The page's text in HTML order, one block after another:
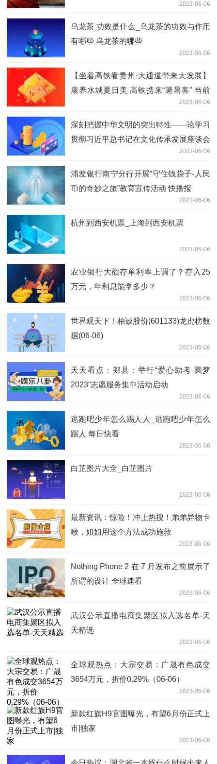
2023-06-06
乌龙茶 功效是什么_乌龙茶的功效与作用
有哪些 乌龙茶的哪些
2023-06-06
【坐着高铁看贵州·大通道带来大发展】
康养水城夏日美 高铁携来“避暑客” 当前
2023-06-06
深刻把握中华文明的突出特性——论学习
贯彻习近平总书记在文化传承发展座谈会
2023-06-06
浦发银行南宁分行开展“守住钱袋子-人民
币的奇妙之旅”教育宣传活动 快播报
2023-06-06
杭州到西安机票_上海到西安机票
2023-06-06
农业银行大额存单利率上调了？存入25
万元，年利息能拿多少？
2023-06-06
世界观天下！柏诚股份(601133)龙虎榜数
据(06-06)
2023-06-06
天天看点：郏县：举行“爱心助考 圆梦
2023”志愿服务集中活动启动
2023-06-06
逃跑吧少年怎么踢人人_逃跑吧少年怎么
踢人 每日快看
2023-06-06
白芷图片大全_白芷图片
2023-06-06
最新资讯：惊险！冲上热搜！弟弟异物卡
喉，姐姐用这个方法成功施救
2023-06-06
Nothing Phone 2 在 7 月发布之前展示了
所谓的设计 全球速看
2023-06-06
武汉公示直播电商集聚区拟入选名单-天
天精选
2023-06-06
全球观热点：大宗交易：广晟有色成交
3654万元，折价0.29%（06-06）
2023-06-06
新款红旗H9官图曝光，有望6月份正式上
市|独家
2023-06-06